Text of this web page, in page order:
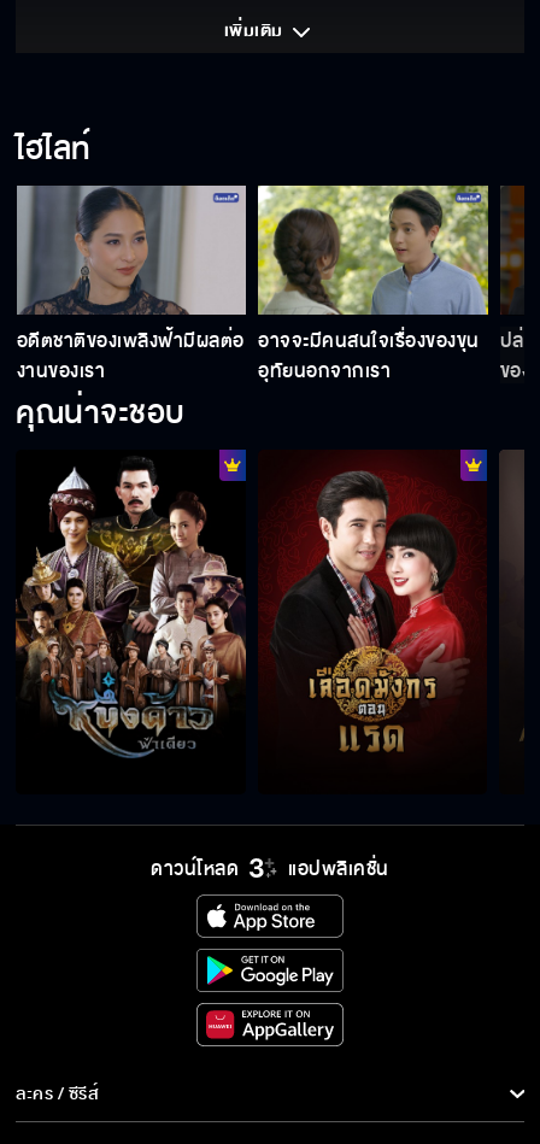
เพิ่มเติม
ไฮไลท์
อดีตชาติของเพลิงฟ้ามีผลต่อ
งานของเรา
อาจจะมีคนสนใจเรื่องของขุน
อุทัยนอกจากเรา
ปล่อ
ของ
คุณน่าจะชอบ
ดาวน์โหลด แอปพลิเคชั่น
ละคร / ซีรีส์
ละคร/ซีรีส์